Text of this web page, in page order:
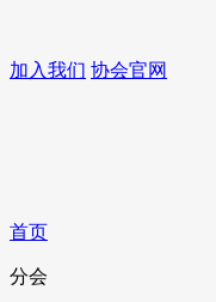
加入我们 协会官网
首页
分会